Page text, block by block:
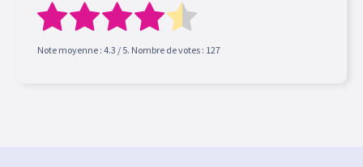
Note moyenne : 4.3 / 5. Nombre de votes : 127